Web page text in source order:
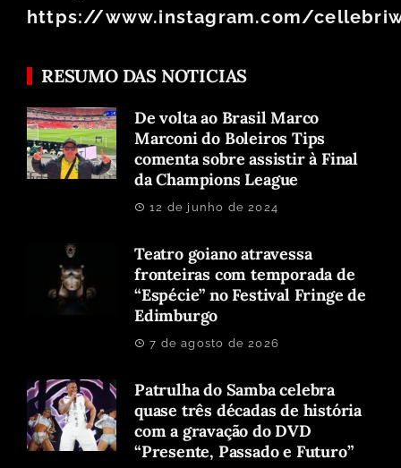
https://www.instagram.com/
RESUMO DAS NOTICIAS
De volta ao Brasil Marco
Marconi do Boleiros Tips
comenta sobre assistir à Final
da Champions League
12 de junho de 2024
Teatro goiano atravessa
fronteiras com temporada de
“Espécie” no Festival Fringe de
Edimburgo
7 de agosto de 2026
Patrulha do Samba celebra
quase três décadas de história
com a gravação do DVD
“Presente, Passado e Futuro”